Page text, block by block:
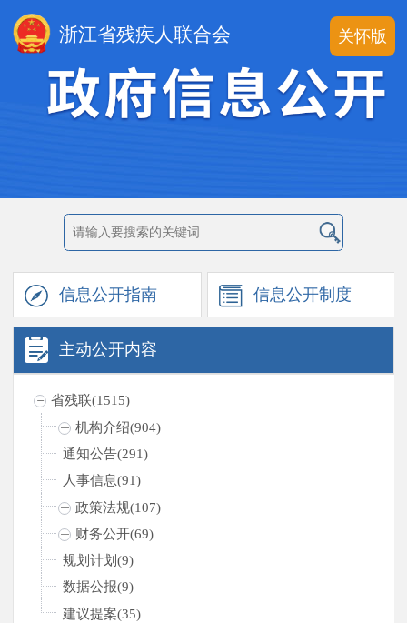
关怀版
浙江省残疾人联合会
信息公开指南 信息公开制度
主动公开内容
省残联(1515)
机构介绍(904)
通知公告(291)
人事信息(91)
政策法规(107)
财务公开(69)
规划计划(9)
数据公报(9)
建议提案(35)